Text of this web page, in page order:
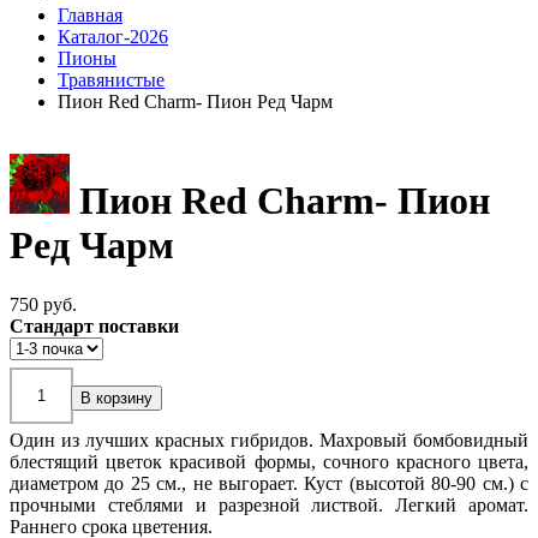
Главная
Каталог-2026
Пионы
Травянистые
Пион Red Charm- Пион Ред Чарм
Пион Red Charm- Пион
Ред Чарм
750 pуб.
Стандарт поставки
Один из лучших красных гибридов. Махровый бомбовидный
блестящий цветок красивой формы, сочного красного цвета,
диаметром до 25 см., не выгорает. Куст (высотой 80-90 см.) с
прочными стеблями и разрезной листвой. Легкий аромат.
Раннего срока цветения.